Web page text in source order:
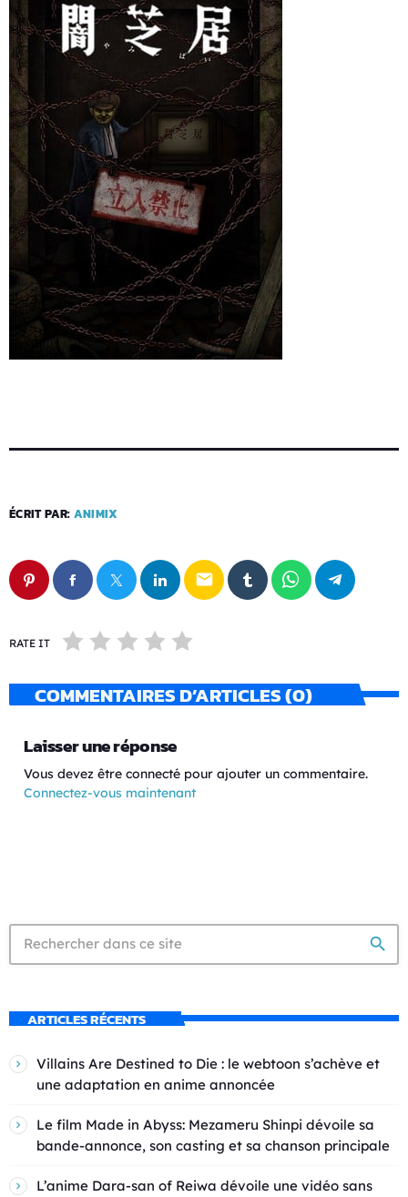
ÉCRIT PAR: ANIMIX
email
RATE IT
COMMENTAIRES D’ARTICLES (0)
Laisser une réponse
Vous devez être connecté pour ajouter un commentaire.
Connectez-vous maintenant
search
ARTICLES RÉCENTS
Villains Are Destined to Die : le webtoon s’achève et
une adaptation en anime annoncée
Le film Made in Abyss: Mezameru Shinpi dévoile sa
bande-annonce, son casting et sa chanson principale
L’anime Dara-san of Reiwa dévoile une vidéo sans